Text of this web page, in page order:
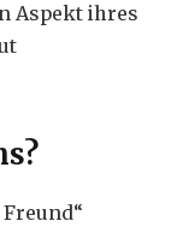
Aspekt ihres